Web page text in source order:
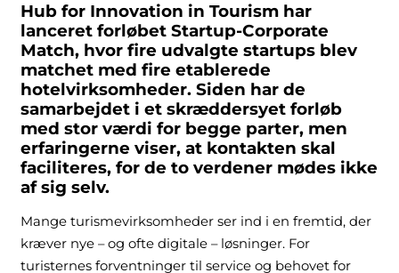
Hub for Innovation in Tourism har
lanceret forløbet Startup-Corporate
Match, hvor fire udvalgte startups blev
matchet med fire etablerede
hotelvirksomheder.Siden har de
samarbejdet i et skræddersyet forløb
med stor værdi for begge parter, men
erfaringerne viser, at kontakten skal
faciliteres, for de to verdener mødes ikke
af sig selv.
Mange turismevirksomheder ser ind i en fremtid, der
kræver nye – og ofte digitale – løsninger. For
turisternes forventninger til service og behovet for